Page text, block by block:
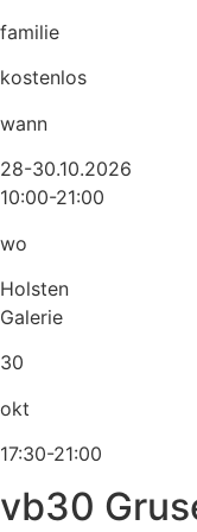
familie
kostenlos
wann
28-30.10.2026
10:00-21:00
wo
Holsten
Galerie
30
okt
17:30-21:00
vb30